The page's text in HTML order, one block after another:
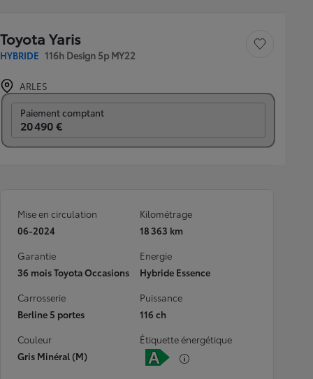
Toyota Yaris
HYBRIDE 116h Design 5p MY22
Sauvegarder le
ARLES
Paiement comptant
20 490 €
Mise en circulation
06-2024
Kilométrage
18 363 km
Garantie
36 mois Toyota Occasions
Energie
Hybride Essence
Carrosserie
Berline 5 portes
Puissance
116 ch
Couleur
Gris Minéral (M)
Étiquette énergétique